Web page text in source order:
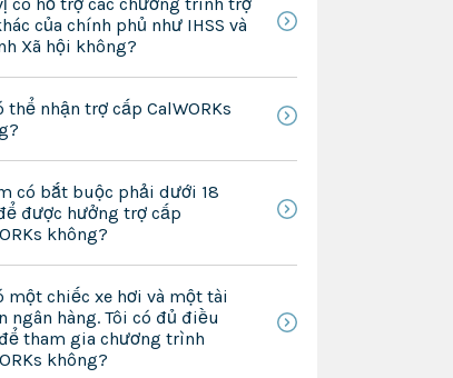
của chính phủ như IHSS và
Xã hội không?
thể nhận trợ cấp CalWORKs
có bắt buộc phải dưới 18
được hưởng trợ cấp
không?
một chiếc xe hơi và một tài
ngân hàng. Tôi có đủ điều
tham gia chương trình
không?